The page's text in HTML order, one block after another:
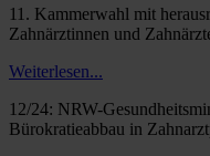
11. Kammerwahl mit
Zahnärztinnen und
Weiterlesen...
12/24: NRW-
Bürokratieabbau in